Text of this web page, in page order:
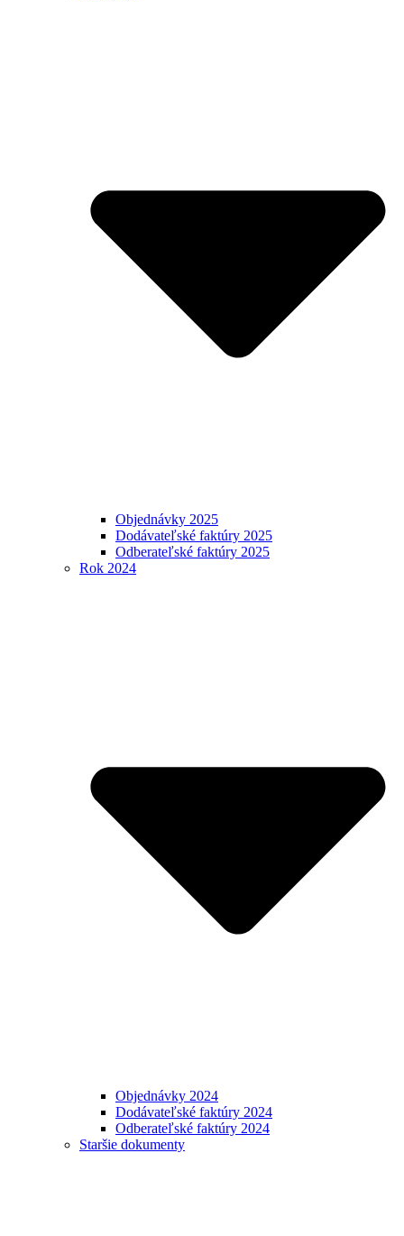
Objednávky 2025
Dodávateľské faktúry 2025
Odberateľské faktúry 2025
Rok 2024
Objednávky 2024
Dodávateľské faktúry 2024
Odberateľské faktúry 2024
Staršie dokumenty